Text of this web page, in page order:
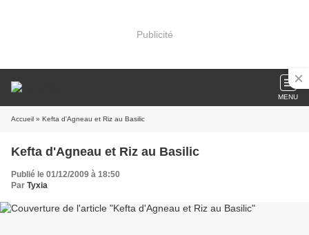
Publicité
MENU
Accueil » Kefta d'Agneau et Riz au Basilic
Kefta d'Agneau et Riz au Basilic
Publié le 01/12/2009 à 18:50
Par Tyxia